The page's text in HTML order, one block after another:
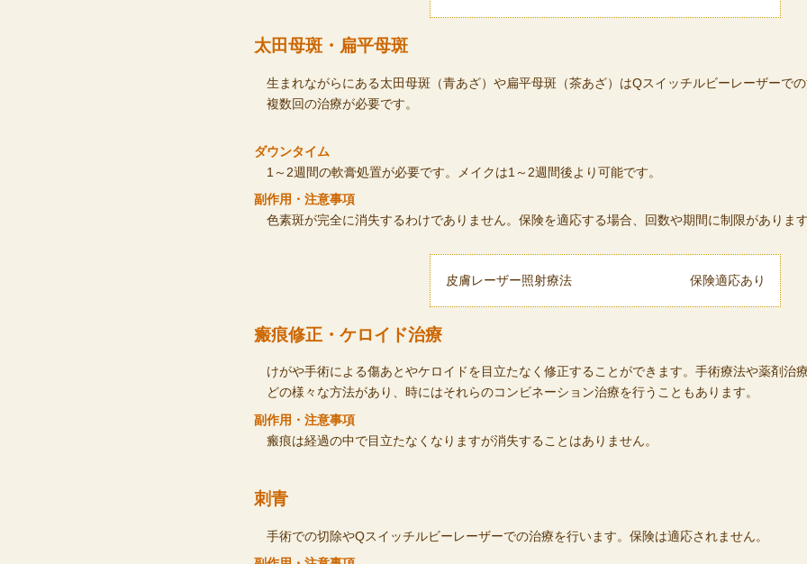
太田母斑・扁平母斑
生まれながらにある太田母斑（青あざ）や扁平母斑（茶あざ）はQスイッチルビーレーザーでの
複数回の治療が必要です。
ダウンタイム
1～2週間の軟膏処置が必要です。メイクは1～2週間後より可能です。
副作用・注意事項
色素斑が完全に消失するわけでありません。保険を適応する場合、回数や期間に制限があります
皮膚レーザー照射療法 保険適応あり
瘢痕修正・ケロイド治療
けがや手術による傷あとやケロイドを目立たなく修正することができます。手術療法や薬剤治
どの様々な方法があり、時にはそれらのコンビネーション治療を行うこともあります。
副作用・注意事項
瘢痕は経過の中で目立たなくなりますが消失することはありません。
刺青
手術での切除やQスイッチルビーレーザーでの治療を行います。保険は適応されません。